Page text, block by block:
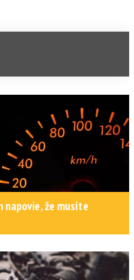
napovie, že musíte